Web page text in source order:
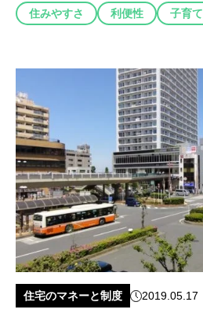
住みやすさ 利便性 子育て
住宅のマネーと制度 2019.05.17